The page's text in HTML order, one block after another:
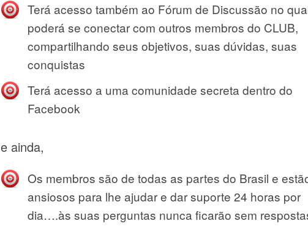
Terá acesso também ao Fórum de Discussão no
poderá se conectar com outros membros do CLUB,
compartilhando seus objetivos, suas dúvidas, suas
conquistas
Terá acesso a uma comunidade secreta dentro do
Facebook
e ainda,
Os membros são de todas as partes do Brasil e
ansiosos para lhe ajudar e dar suporte 24 horas por
dia….às suas perguntas nunca ficarão sem